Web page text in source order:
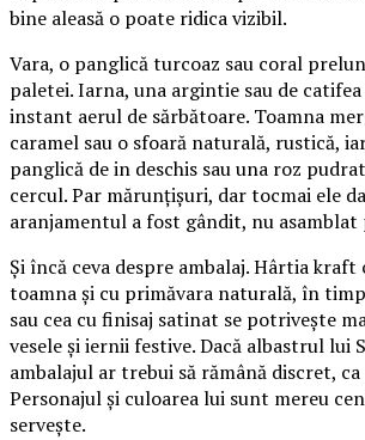
bine aleasă o poate ridica vizibil.
Vara, o panglică turcoaz sau coral
paletei. Iarna, una argintie sau de
instant aerul de sărbătoare. Toamna
caramel sau o sfoară naturală, rustică,
panglică de in deschis sau una roz
cercul. Par mărunțișuri, dar tocmai ele
aranjamentul a fost gândit, nu asamblat
Și încă ceva despre ambalaj. Hârtia kraft
toamna și cu primăvara naturală, în
sau cea cu finisaj satinat se potrivește
vesele și iernii festive. Dacă albastrul lui
ambalajul ar trebui să rămână discret,
Personajul și culoarea lui sunt mereu
servește.